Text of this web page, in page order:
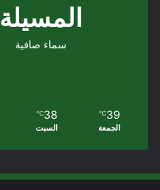
المسيلة
سماء صافية
39
℃
الجمعة
38
℃
السبت